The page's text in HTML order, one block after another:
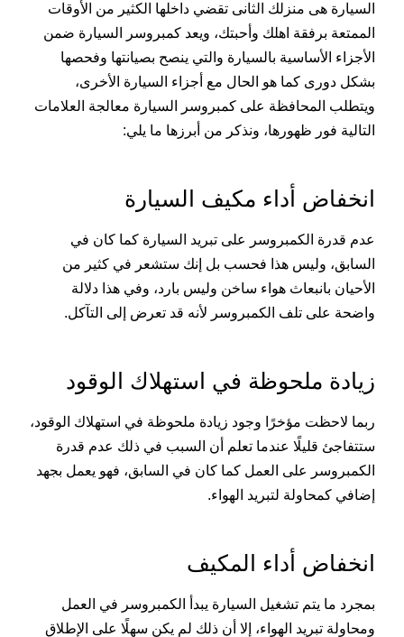
السيارة هى منزلك الثانى تقضي داخلها الكثير من الأوقات
الممتعة برفقة اهلك وأحبتك، ويعد كمبروسر السيارة ضمن
الأجزاء الأساسية بالسيارة والتي ينصح بصيانتها وفحصها
بشكل دورى كما هو الحال مع أجزاء السيارة الأخرى،
ويتطلب المحافظة على كمبروسر السيارة معالجة العلامات
التالية فور ظهورها، ونذكر من أبرزها ما يلي:
انخفاض أداء مكيف السيارة
عدم قدرة الكمبروسر على تبريد السيارة كما كان في
السابق، وليس هذا فحسب بل إنك ستشعر في كثير من
الأحيان بانبعاث هواء ساخن وليس بارد، وفي هذا دلالة
واضحة على تلف الكمبروسر لأنه قد تعرض إلى التآكل.
زيادة ملحوظة في استهلاك الوقود
ربما لاحظت مؤخرًا وجود زيادة ملحوظة في استهلاك الوقود،
ستتفاجئ قليلًا عندما تعلم أن السبب في ذلك عدم قدرة
الكمبروسر على العمل كما كان في السابق، فهو يعمل بجهد
إضافي كمحاولة لتبريد الهواء.
انخفاض أداء المكيف
بمجرد ما يتم تشغيل السيارة يبدأ الكمبروسر في العمل
ومحاولة تبريد الهواء، إلا أن ذلك لم يكن سهلًا على الإطلاق